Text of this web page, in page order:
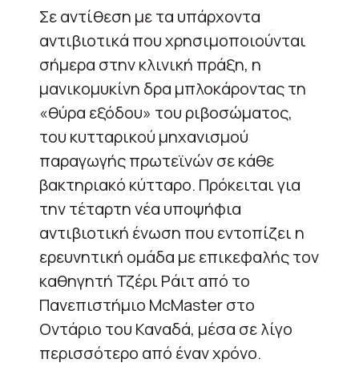
Σε αντίθεση με τα υπάρχοντα
αντιβιοτικά που χρησιμοποιούνται
σήμερα στην κλινική πράξη, η
μανικομυκίνη δρα μπλοκάροντας τη
«θύρα εξόδου» του ριβοσώματος,
του κυτταρικού μηχανισμού
παραγωγής πρωτεϊνών σε κάθε
βακτηριακό κύτταρο. Πρόκειται για
την τέταρτη νέα υποψήφια
αντιβιοτική ένωση που εντοπίζει η
ερευνητική ομάδα με επικεφαλής τον
καθηγητή Τζέρι Ράιτ από το
Πανεπιστήμιο McMaster στο
Οντάριο του Καναδά, μέσα σε λίγο
περισσότερο από έναν χρόνο.